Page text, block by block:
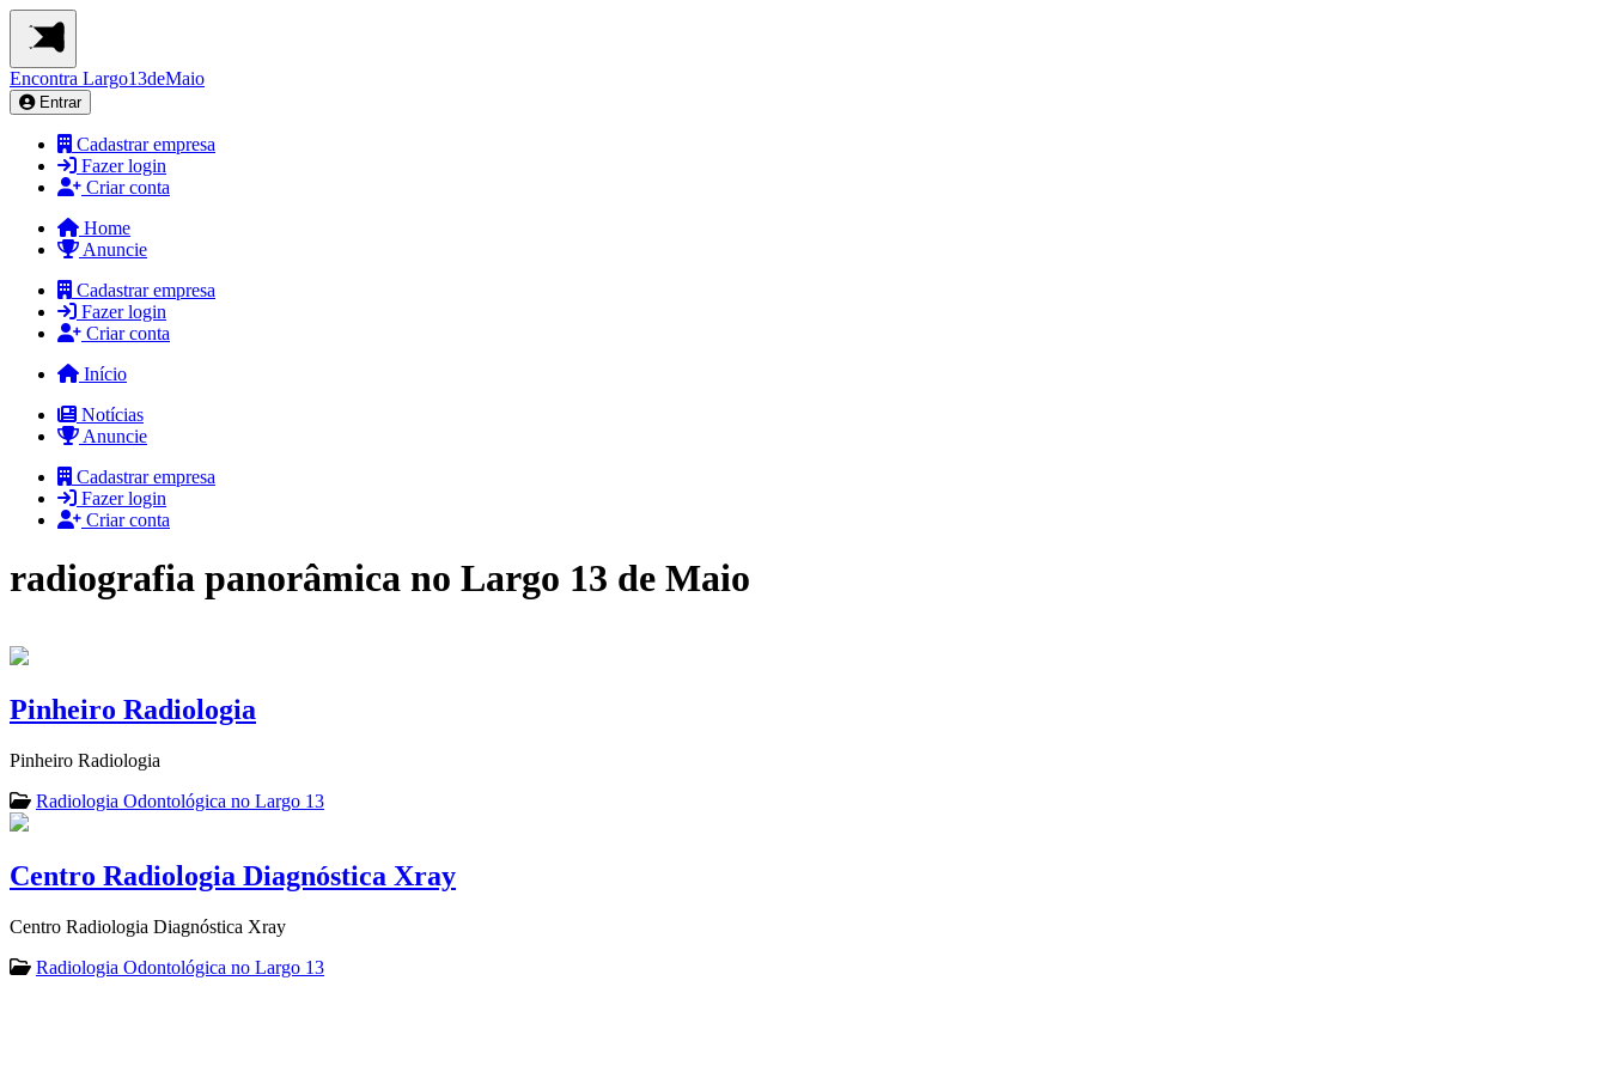
Encontra Largo13deMaio
Entrar
Cadastrar empresa
Fazer login
Criar conta
Home
Anuncie
Cadastrar empresa
Fazer login
Criar conta
Início
Notícias
Anuncie
Cadastrar empresa
Fazer login
Criar conta
radiografia panorâmica no Largo 13 de Maio
Pinheiro Radiologia
Pinheiro Radiologia
Radiologia Odontológica no Largo 13
Centro Radiologia Diagnóstica Xray
Centro Radiologia Diagnóstica Xray
Radiologia Odontológica no Largo 13